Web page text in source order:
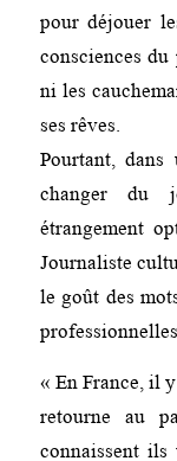
pour déjouer
consciences
ni les
ses rêves.
Pourtant,
changer du
étrangement
Journaliste
le goût des
« En France, il
retourne au
connaissent